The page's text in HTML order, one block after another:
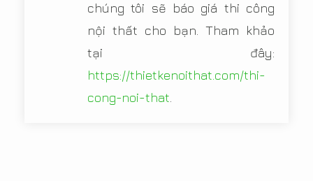
chúng tôi sẽ báo giá thi công
nội thất cho bạn. Tham khảo
tại đây:
https://thietkenoithat.com/thi-
cong-noi-that.